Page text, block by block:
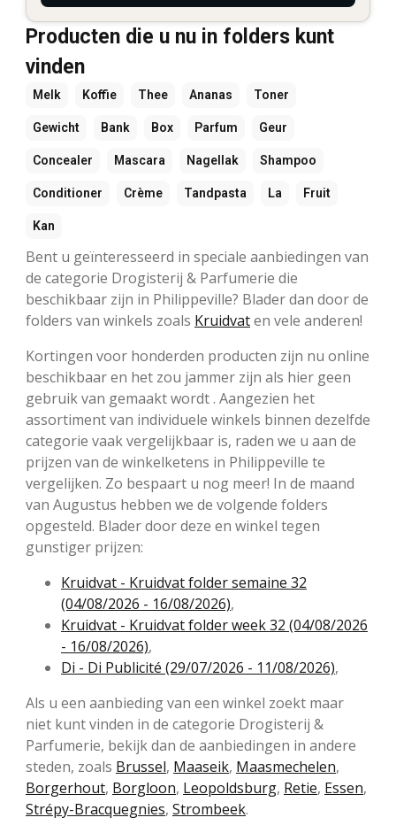
Producten die u nu in folders kunt
vinden
Melk Koffie Thee Ananas Toner
Gewicht Bank Box Parfum Geur
Concealer Mascara Nagellak Shampoo
Conditioner Crème Tandpasta La Fruit
Kan
Bent u geïnteresseerd in speciale aanbiedingen van
de categorie Drogisterij & Parfumerie die
beschikbaar zijn in Philippeville? Blader dan door de
folders van winkels zoals Kruidvaten vele anderen!
Kortingen voor honderden producten zijn nu online
beschikbaar en het zou jammer zijn als hier geen
gebruik van gemaakt wordt . Aangezien het
assortiment van individuele winkels binnen dezelfde
categorie vaak vergelijkbaar is, raden we u aan de
prijzen van de winkelketens in Philippeville te
vergelijken. Zo bespaart u nog meer! In de maand
van Augustus hebben we de volgende folders
opgesteld. Blader door deze en winkel tegen
gunstiger prijzen:
Kruidvat - Kruidvat folder semaine 32
(04/08/2026 - 16/08/2026),
Kruidvat - Kruidvat folder week 32 (04/08/2026
- 16/08/2026),
Di - Di Publicité (29/07/2026 - 11/08/2026),
Als u een aanbieding van een winkel zoekt maar
niet kunt vinden in de categorie Drogisterij &
Parfumerie, bekijk dan de aanbiedingen in andere
steden, zoals Brussel, Maaseik, Maasmechelen,
Borgerhout, Borgloon, Leopoldsburg, Retie, Essen,
Strépy-Bracquegnies, Strombeek.